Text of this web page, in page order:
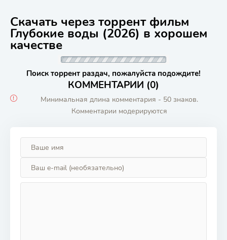
kaereol /
Christmas Carol
Скачать через торрент фильм
Глубокие воды (2026) в хорошем
качестве
Поиск торрент раздач, пожалуйста подождите!
КОММЕНТАРИИ (0)
Минимальная длина комментария - 50 знаков.
Комментарии модерируются